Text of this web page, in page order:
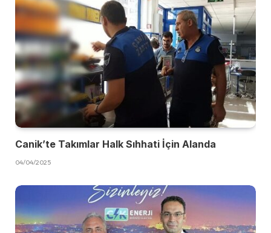
Canik’te Takımlar Halk Sıhhati İçin Alanda
04/04/2025